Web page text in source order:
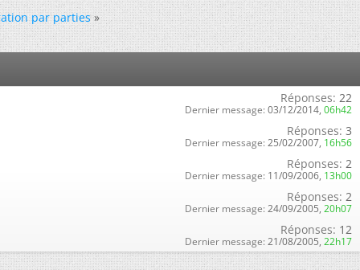
par parties »
Réponses: 22
Dernier message: 03/12/2014, 06h42
Réponses: 3
Dernier message: 25/02/2007, 16h56
Réponses: 2
Dernier message: 11/09/2006, 13h00
Réponses: 2
Dernier message: 24/09/2005, 20h07
Réponses: 12
Dernier message: 21/08/2005, 22h17